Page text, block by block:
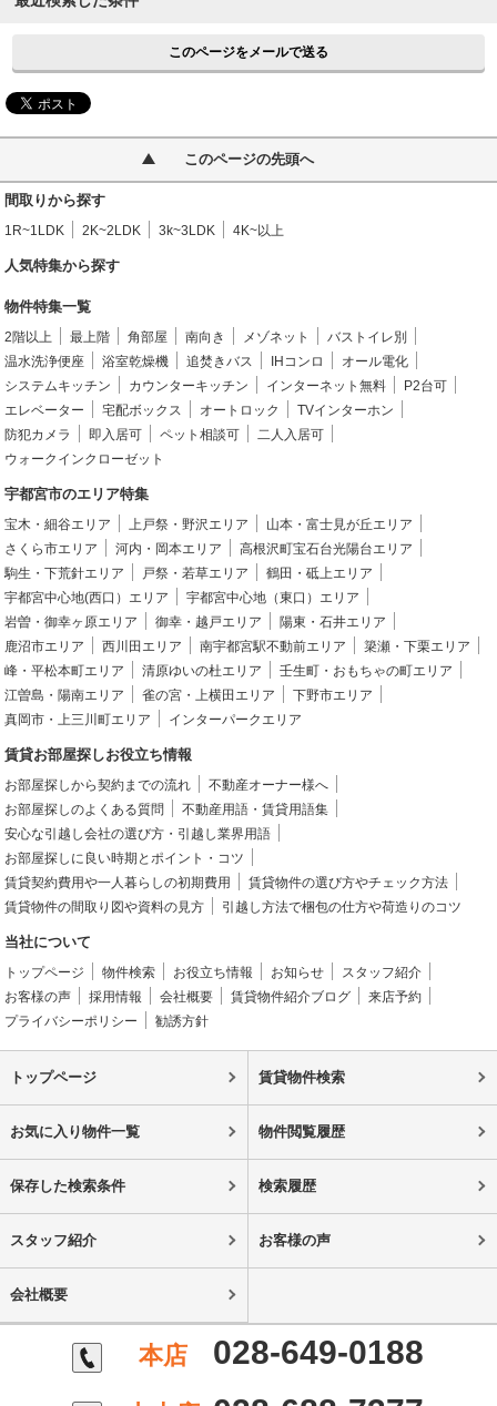
このページをメールで送る
このページの先頭へ
間取りから探す
1R~1LDK 2K~2LDK 3k~3LDK 4K~以上
人気特集から探す
物件特集一覧
2階以上 最上階 角部屋 南向き メゾネット
バストイレ別
温水洗浄便座
浴室乾燥機 追焚きバス IHコンロ
オール電化
システムキッチン
カウンターキッチン インターネット無料
P2台可
エレベーター
宅配ボックス オートロック
TVインターホン
防犯カメラ
即入居可 ペット相談可
二人入居可
ウォークインクローゼット
宇都宮市のエリア特集
宝木・細谷エリア 上戸祭・野沢エリア
山本・富士見が丘エリア
さくら市エリア
河内・岡本エリア
高根沢町宝石台光陽台エリア
駒生・下荒針エリア
戸祭・若草エリア
鶴田・砥上エリア
宇都宮中心地(西口）エリア
宇都宮中心地（東口）エリア
岩曽・御幸ヶ原エリア
御幸・越戸エリア
陽東・石井エリア
鹿沼市エリア
西川田エリア 南宇都宮駅不動前エリア
簗瀬・下栗エリア
峰・平松本町エリア
清原ゆいの杜エリア
壬生町・おもちゃの町エリア
江曽島・陽南エリア
雀の宮・上横田エリア
下野市エリア
真岡市・上三川町エリア
インターパークエリア
賃貸お部屋探しお役立ち情報
お部屋探しから契約までの流れ
不動産オーナー様へ
お部屋探しのよくある質問
不動産用語・賃貸用語集
安心な引越し会社の選び方・引越し業界用語
お部屋探しに良い時期とポイント・コツ
賃貸契約費用や一人暮らしの初期費用
賃貸物件の選び方やチェック方法
賃貸物件の間取り図や資料の見方
引越し方法で梱包の仕方や荷造りのコツ
当社について
トップページ 物件検索 お役立ち情報 お知らせ
スタッフ紹介
お客様の声
採用情報 会社概要 賃貸物件紹介ブログ
来店予約
プライバシーポリシー
勧誘方針
トップページ 賃貸物件検索
お気に入り物件一覧 物件閲覧履歴
保存した検索条件 検索履歴
スタッフ紹介 お客様の声
会社概要
本店 028-649-0188